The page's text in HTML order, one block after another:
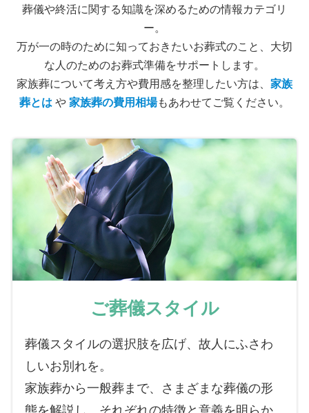
葬儀や終活に関する知識を深めるための情報カテゴリ
ー。
万が一の時のために知っておきたいお葬式のこと、大切
な人のためのお葬式準備をサポートします。
家族葬について考え方や費用感を整理したい方は、 家族
葬とはや家族葬の費用相場もあわせてご覧ください。
ご葬儀スタイル
葬儀スタイルの選択肢を広げ、故人にふさわ
しいお別れを。
家族葬から一般葬まで、さまざまな葬儀の形
態を解説し、それぞれの特徴と意義を明らか